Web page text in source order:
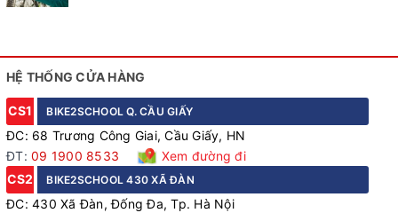
HỆ THỐNG CỬA HÀNG
CS1 BIKE2SCHOOL Q. CẦU GIẤY
ĐC: 68 Trương Công Giai, Cầu Giấy, HN
ĐT: 09 1900 8533
Xem đường đi
CS2
BIKE2SCHOOL 430 XÃ ĐÀN
ĐC: 430 Xã Đàn, Đống Đa, Tp. Hà Nội